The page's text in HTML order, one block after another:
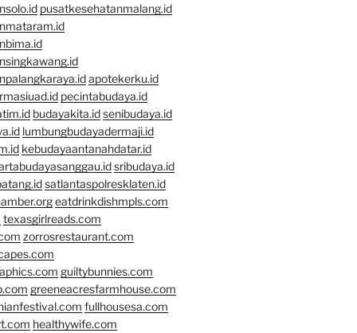
pusatkesehatanmalang.id
apotekerku.id
pecintabudaya.id
budayakita.id senibudaya.id
lumbungbudayadermaji.id
kebudayaantanahdatar.id
sribudaya.id
satlantaspolresklaten.id
eatdrinkdishmpls.com
texasgirlreads.com
zorrosrestaurant.com
guiltybunnies.com
greeneacresfarmhouse.com
fullhousesa.com
healthywife.com